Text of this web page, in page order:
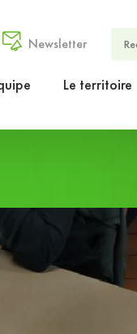
Newsletter
Le territoire
Le Cœur Entre-deux-
Le périmètre